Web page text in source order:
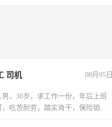
司机 08月05日
男，30岁，求工作一份，年后上班
，吃苦耐劳，踏实肯干，保险销售